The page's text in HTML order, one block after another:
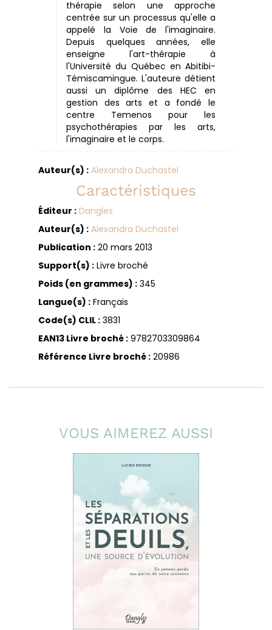
thérapie selon une approche
centrée sur un processus qu'elle a
appelé la Voie de l'imaginaire.
Depuis quelques années, elle
enseigne l'art-thérapie à
l'Université du Québec en Abitibi-
Témiscamingue. L'auteure détient
aussi un diplôme des HEC en
gestion des arts et a fondé le
centre Temenos pour les
psychothérapies par les arts,
l'imaginaire et le corps.
Auteur(s) : Alexandra Duchastel
Caractéristiques
Éditeur : Dangles
Auteur(s) : Alexandra Duchastel
Publication :20 mars 2013
Support(s) :Livre broché
Poids (en grammes) :345
Langue(s) :Français
Code(s) CLIL :3831
EAN13 Livre broché :9782703309864
Référence Livre broché :20986
VOUS AIMEREZ AUSSI